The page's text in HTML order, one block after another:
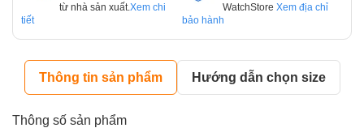
từ nhà sản xuất. Xem chi
tiết
WatchStore Xem địa chỉ
bảo hành
Thông tin sản phẩm Hướng dẫn chọn size
Thông số sản phẩm